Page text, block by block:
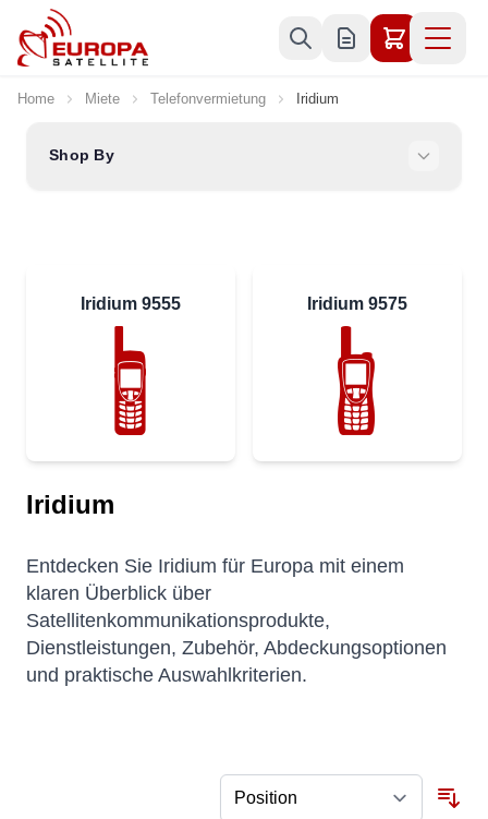
Skip to Content
Home Miete Telefonvermietung Iridium
Shop By
Iridium 9555 Iridium 9575
Iridium
Entdecken Sie Iridium für Europa mit einem
klaren Überblick über
Satellitenkommunikationsprodukte,
Dienstleistungen, Zubehör, Abdeckungsoptionen
und praktische Auswahlkriterien.